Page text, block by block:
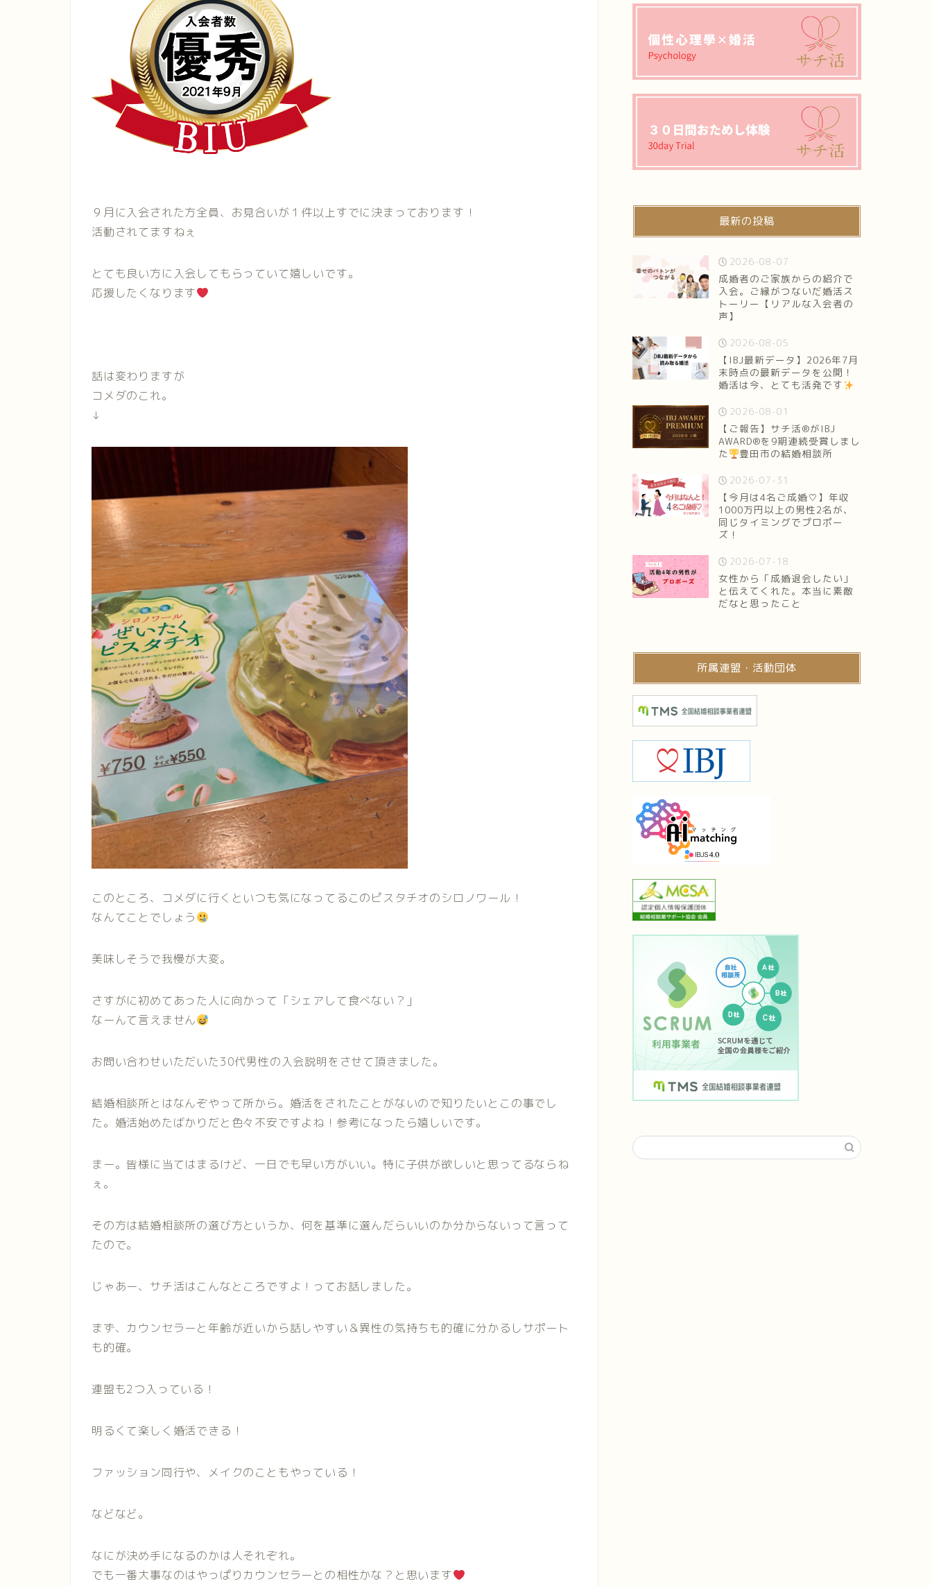
９月に入会された方全員、お見合いが１件以上すでに決まっております！
活動されてますねぇ
とても良い方に入会してもらっていて嬉しいです。
応援したくなります
話は変わりますが
コメダのこれ。
↓
このところ、コメダに行くといつも気になってるこのピスタチオのシロノワール！
なんてことでしょう
美味しそうで我慢が大変。
さすがに初めてあった人に向かって「シェアして食べない？」
なーんて言えません
お問い合わせいただいた30代男性の入会説明をさせて頂きました。
結婚相談所とはなんぞやって所から。婚活をされたことがないので知りたいとこの事でし
た。婚活始めたばかりだと色々不安ですよね！参考になったら嬉しいです。
まー。皆様に当てはまるけど、一日でも早い方がいい。特に子供が欲しいと思ってるならね
ぇ。
その方は結婚相談所の選び方というか、何を基準に選んだらいいのか分からないって言って
たので。
じゃあー、サチ活はこんなところですよ！ってお話しました。
まず、カウンセラーと年齢が近いから話しやすい＆異性の気持ちも的確に分かるしサポート
も的確。
連盟も2つ入っている！
明るくて楽しく婚活できる！
ファッション同行や、メイクのこともやっている！
などなど。
なにが決め手になるのかは人それぞれ。
でも一番大事なのはやっぱりカウンセラーとの相性かな？と思います
最新の投稿
2026-08-07
成婚者のご家族からの紹介で
入会。ご縁がつないだ婚活ス
トーリー【リアルな入会者の
声】
2026-08-05
【IBJ最新データ】2026年7月
末時点の最新データを公開！
婚活は今、とても活発です
2026-08-01
【ご報告】サチ活®がIBJ
AWARD®を9期連続受賞しまし
た
豊田市の結婚相談所
2026-07-31
【今月は4名ご成婚♡】年収
1000万円以上の男性2名が、
同じタイミングでプロポー
ズ！
2026-07-18
女性から「成婚退会したい」
と伝えてくれた。本当に素敵
だなと思ったこと
所属連盟・活動団体